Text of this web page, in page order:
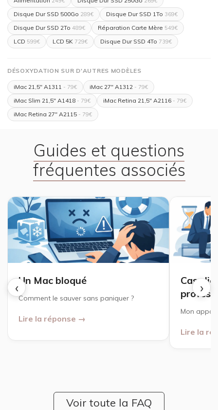
Disque Dur SSD 500Go 289€ Disque Dur SSD 1To 369€
Disque Dur SSD 2To 489€ Réparation Carte Mère 549€
LCD 599€ LCD 5K 729€ Disque Dur SSD 4To 739€
DÉSOXYDATION SUR D'AUTRES MODÈLES
iMac 21,5" A1311 - 79€ iMac 27" A1312 - 79€
iMac Slim 21,5" A1418 - 79€ iMac Retina 21,5" A2116 - 79€
iMac Retina 27" A2115 - 79€
Guides et questions
fréquentes associés
‹ ›
Un Mac bloqué
Comment le sauver sans paniquer ?
Lire la réponse →
Cas
Mon
Lire la
Voir toute la FAQ